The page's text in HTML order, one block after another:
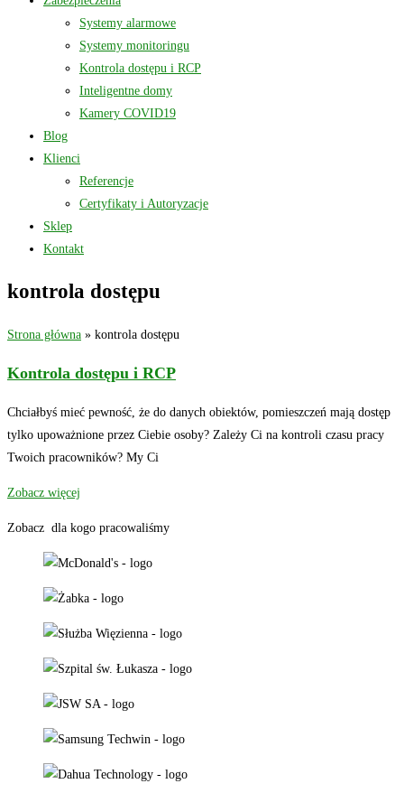
Systemy alarmowe
Systemy monitoringu
Kontrola dostępu i RCP
Inteligentne domy
Kamery COVID19
Blog
Klienci
Referencje
Certyfikaty i Autoryzacje
Sklep
Kontakt
kontrola dostępu
Strona główna » kontrola dostępu
Kontrola dostępu i RCP
Chciałbyś mieć pewność, że do danych obiektów, pomieszczeń mają dostęp
tylko upoważnione przez Ciebie osoby? Zależy Ci na kontroli czasu pracy
Twoich pracowników? My Ci
Zobacz więcej
Zobacz dla kogo pracowaliśmy